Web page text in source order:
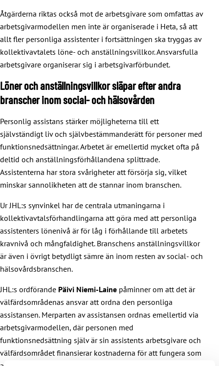
Åtgärderna riktas också mot de arbetsgivare som omfattas av
arbetsgivarmodellen men inte är organiserade i Heta, så att
allt fler personliga assistenter i fortsättningen ska tryggas av
kollektivavtalets löne- och anställningsvillkor. Ansvarsfulla
arbetsgivare organiserar sig i arbetsgivarförbundet.
Löner och anställningsvillkor släpar efter andra
branscher inom social- och hälsovården
Personlig assistans stärker möjligheterna till ett
självständigt liv och självbestämmanderätt för personer med
funktionsnedsättningar. Arbetet är emellertid mycket ofta på
deltid och anställningsförhållandena splittrade.
Assistenterna har stora svårigheter att försörja sig, vilket
minskar sannolikheten att de stannar inom branschen.
Ur JHL:s synvinkel har de centrala utmaningarna i
kollektivavtalsförhandlingarna att göra med att personliga
assistenters lönenivå är för låg i förhållande till arbetets
kravnivå och mångfaldighet. Branschens anställningsvillkor
är även i övrigt betydligt sämre än inom resten av social- och
hälsovårdsbranschen.
JHL:s ordförande Päivi Niemi-Laine påminner om att det är
välfärdsområdenas ansvar att ordna den personliga
assistansen. Merparten av assistansen ordnas emellertid via
arbetsgivarmodellen, där personen med
funktionsnedsättning själv är sin assistents arbetsgivare och
välfärdsområdet finansierar kostnaderna för att fungera som